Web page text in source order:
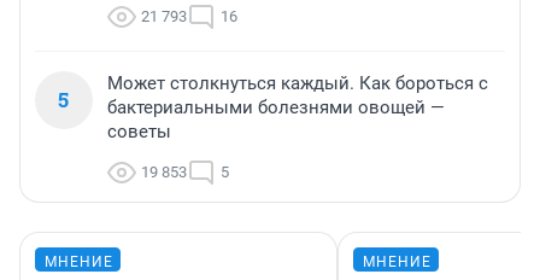
21 793 16
5
Может столкнуться каждый. Как бороться с
бактериальными болезнями овощей —
советы
19 853 5
МНЕНИЕ МНЕНИЕ